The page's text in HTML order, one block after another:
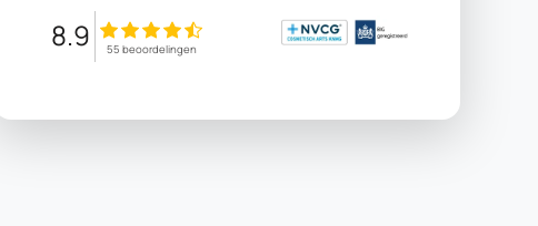
8.9 55 beoordelingen